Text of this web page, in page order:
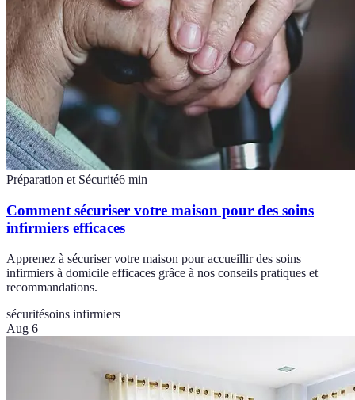
Préparation et Sécurité6 min
Comment sécuriser votre maison pour des soins
infirmiers efficaces
Apprenez à sécuriser votre maison pour accueillir des soins
infirmiers à domicile efficaces grâce à nos conseils pratiques et
recommandations.
sécuritésoins infirmiers
Aug 6